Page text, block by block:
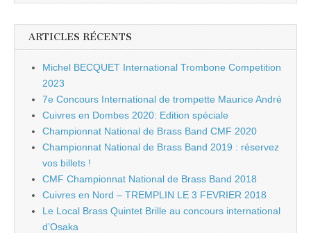
ARTICLES RÉCENTS
Michel BECQUET International Trombone Competition
2023
7e Concours International de trompette Maurice André
Cuivres en Dombes 2020: Edition spéciale
Championnat National de Brass Band CMF 2020
Championnat National de Brass Band 2019 : réservez
vos billets !
CMF Championnat National de Brass Band 2018
Cuivres en Nord – TREMPLIN LE 3 FEVRIER 2018
Le Local Brass Quintet Brille au concours international
d’Osaka